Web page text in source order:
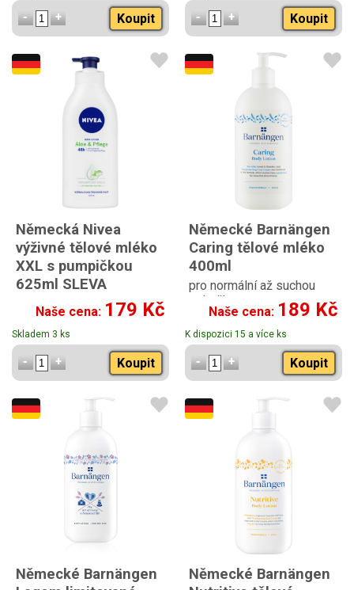
Koupit Koupit
Německá Nivea
výživné tělové mléko
XXL s pumpičkou
625ml SLEVA
Naše cena: 179 Kč
Skladem 3 ks
Koupit
Německé Barnängen
Caring tělové mléko
400ml
pro normální až suchou
pokožku
Naše cena: 189 Kč
K dispozici 15 a více ks
Koupit
Německé Barnängen
Německé Barnängen